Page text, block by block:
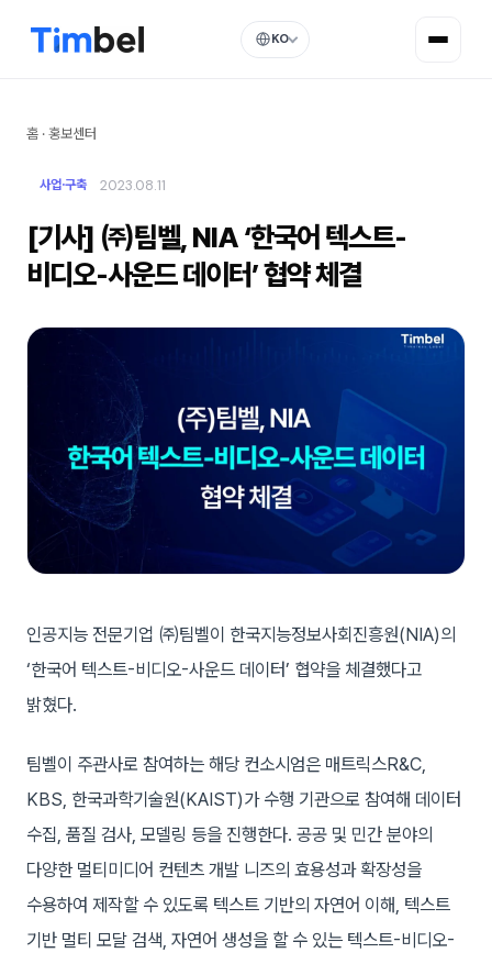
KO
홈 · 홍보센터
사업·구축 2023.08.11
[기사] ㈜팀벨, NIA ‘한국어 텍스트-
비디오-사운드 데이터’ 협약 체결
인공지능 전문기업 ㈜팀벨이 한국지능정보사회진흥원(NIA)의
‘한국어 텍스트-비디오-사운드 데이터’ 협약을 체결했다고
밝혔다.
팀벨이 주관사로 참여하는 해당 컨소시엄은 매트릭스R&C,
KBS, 한국과학기술원(KAIST)가 수행 기관으로 참여해 데이터
수집, 품질 검사, 모델링 등을 진행한다. 공공 및 민간 분야의
다양한 멀티미디어 컨텐츠 개발 니즈의 효용성과 확장성을
수용하여 제작할 수 있도록 텍스트 기반의 자연어 이해, 텍스트
기반 멀티 모달 검색, 자연어 생성을 할 수 있는 텍스트-비디오-